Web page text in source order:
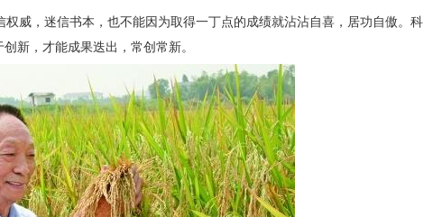
权威，迷信书本，也不能因为取得一丁点的成绩就沾沾自喜，居功自傲。科
新，才能成果迭出，常创常新。